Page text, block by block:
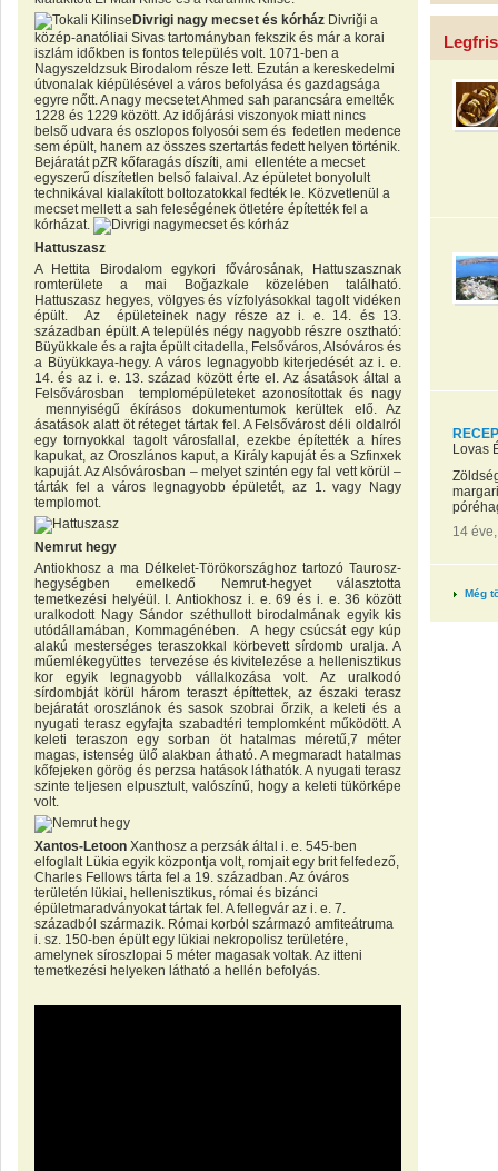
Divrigi nagy mecset és kórház Divriği a
közép-anatóliai Sivas tartományban fekszik és már a korai
iszlám időkben is fontos település volt. 1071-ben a
Nagyszeldzsuk Birodalom része lett. Ezután a kereskedelmi
útvonalak kiépülésével a város befolyása és gazdagsága
egyre nőtt. A nagy mecsetet Ahmed sah parancsára emelték
1228 és 1229 között. Az időjárási viszonyok miatt nincs
belső udvara és oszlopos folyosói sem és fedetlen medence
sem épült, hanem az összes szertartás fedett helyen történik.
Bejáratát pZR kőfaragás díszíti, ami ellentéte a mecset
egyszerű díszítetlen belső falaival. Az épületet bonyolult
technikával kialakított boltozatokkal fedték le. Közvetlenül a
mecset mellett a sah feleségének ötletére építették fel a
kórházat.
Hattuszasz
A Hettita Birodalom egykori fővárosának, Hattuszasznak
romterülete a mai Boğazkale közelében található.
Hattuszasz hegyes, völgyes és vízfolyásokkal tagolt vidéken
épült. Az épületeinek nagy része az i. e. 14. és 13.
században épült. A település négy nagyobb részre osztható:
Büyükkale és a rajta épült citadella, Felsőváros, Alsóváros és
a Büyükkaya-hegy. A város legnagyobb kiterjedését az i. e.
14. és az i. e. 13. század között érte el. Az ásatások által a
Felsővárosban templomépületeket azonosítottak és nagy
mennyiségű ékírásos dokumentumok kerültek elő. Az
ásatások alatt öt réteget tártak fel. A Felsővárost déli oldalról
egy tornyokkal tagolt városfallal, ezekbe építették a híres
kapukat, az Oroszlános kaput, a Király kapuját és a Szfinxek
kapuját. Az Alsóvárosban – melyet szintén egy fal vett körül –
tárták fel a város legnagyobb épületét, az 1. vagy Nagy
templomot.
Nemrut hegy
Antiokhosz a ma Délkelet-Törökországhoz tartozó Taurosz-
hegységben emelkedő Nemrut-hegyet választotta
temetkezési helyéül. I. Antiokhosz i. e. 69 és i. e. 36 között
uralkodott Nagy Sándor széthullott birodalmának egyik kis
utódállamában, Kommagénében. A hegy csúcsát egy kúp
alakú mesterséges teraszokkal körbevett sírdomb uralja. A
műemlékegyüttes tervezése és kivitelezése a hellenisztikus
kor egyik legnagyobb vállalkozása volt. Az uralkodó
sírdombját körül három teraszt építtettek, az északi terasz
bejáratát oroszlánok és sasok szobrai őrzik, a keleti és a
nyugati terasz egyfajta szabadtéri templomként működött. A
keleti teraszon egy sorban öt hatalmas méretű,7 méter
magas, istenség ülő alakban átható. A megmaradt hatalmas
kőfejeken görög és perzsa hatások láthatók. A nyugati terasz
szinte teljesen elpusztult, valószínű, hogy a keleti tükörképe
volt.
Xantos-Letoon Xanthosz a perzsák által i. e. 545-ben
elfoglalt Lükia egyik központja volt, romjait egy brit felfedező,
Charles Fellows tárta fel a 19. században. Az óváros
területén lükiai, hellenisztikus, római és bizánci
épületmaradványokat tártak fel. A fellegvár az i. e. 7.
századból származik. Római korból származó amfiteátruma
i. sz. 150-ben épült egy lükiai nekropolisz területére,
amelynek síroszlopai 5 méter magasak voltak. Az itteni
temetkezési helyeken látható a hellén befolyás.
Lovas
14
Még